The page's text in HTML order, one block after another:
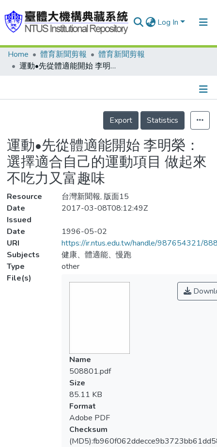
Log In
Communities & Collections
Statistics
Home 體育新聞剪報
體育新聞剪報
運動•先從體適能開始 李明榮：選擇適合自己的運動項目 做起來不吃力又富趣味
Details
Export
Statistics
運動•先從體適能開始 李明榮：
選擇適合自己的運動項目 做起來
不吃力又富趣味
Resource
台灣新聞報, 版面15
Date
Issued
2017-03-08T08:12:49Z
Date
1996-05-02
URI
https://ir.ntus.edu.tw/handle/987654321/
Subjects
健康、體適能、慢跑
Type
other
File(s)
Name
508801.pdf
Size
85.11 KB
Format
Adobe PDF
Checksum